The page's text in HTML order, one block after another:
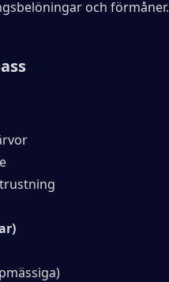
och förmåner.